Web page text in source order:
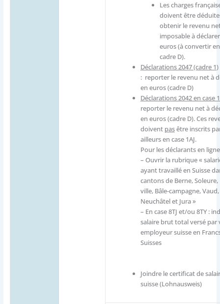
Les charges
doivent être
obtenir le revenu
imposable à
euros (à convertir
cadre D).
Déclarations 2047 (cadre 1)
: reporter le revenu net à
en euros (cadre D)
Déclarations 2042 en case
reporter le revenu net à
en euros (cadre D). Ces
doivent pasêtre inscrits
ailleurs en case 1AJ.
Pour les déclarants en
– Ouvrir la rubrique «
ayant travaillé en Suisse
cantons de Berne, Soleure,
ville, Bâle-campagne, Vaud,
Neuchâtel et Jura »
– En case 8TJ et/ou 8TY :
salaire brut total versé par
employeur suisse en
Suisses
Joindre le certificat de
suisse (Lohnausweis)